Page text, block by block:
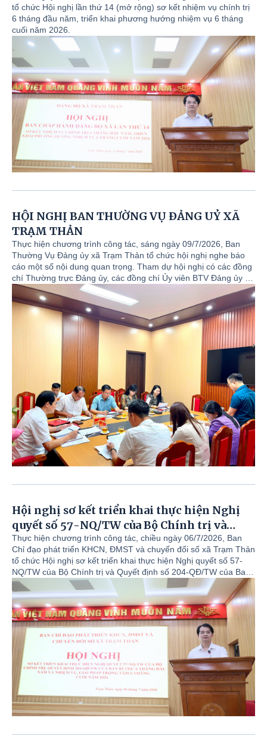
tổ chức Hội nghị lần thứ 14 (mở rộng) sơ kết nhiệm vụ chính trị
6 tháng đầu năm, triển khai phương hướng nhiệm vụ 6 tháng
cuối năm 2026.
HỘI NGHỊ BAN THƯỜNG VỤ ĐẢNG UỶ XÃ
TRẠM THẢN
Thực hiện chương trình công tác, sáng ngày 09/7/2026, Ban
Thường Vụ Đảng ủy xã Trạm Thản tổ chức hội nghị nghe báo
cáo một số nội dung quan trọng. Tham dự hội nghị có các đồng
chí Thường trực Đảng ủy, các đồng chí Ủy viên BTV Đảng ủy và
lãnh đạo phòng ban liên quan.
Hội nghị sơ kết triển khai thực hiện Nghị
quyết số 57-NQ/TW của Bộ Chính trị và
Quyết định số 204-QĐ/TW của Ban Bí thư 6
tháng đầu năm; triển khai nhiệm vụ, giải
pháp trọng tâm 6 tháng cuối năm 2026
Thực hiện chương trình công tác, chiều ngày 06/7/2026, Ban
Chỉ đạo phát triển KHCN, ĐMST và chuyển đổi số xã Trạm Thản
tổ chức Hội nghị sơ kết triển khai thực hiện Nghị quyết số 57-
NQ/TW của Bộ Chính trị và Quyết định số 204-QĐ/TW của Ban
Bí thư 6 tháng đầu năm; triển khai nhiệm vụ, giải pháp trọng
tâm 6 tháng cuối năm 2026.